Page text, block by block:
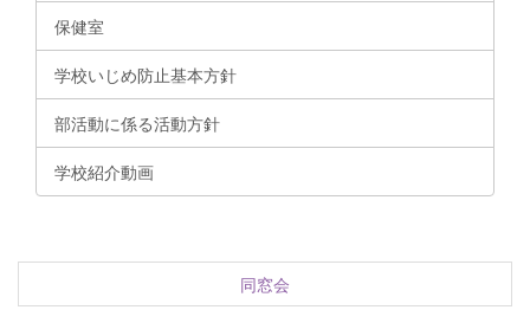
保健室
学校いじめ防止基本方針
部活動に係る活動方針
学校紹介動画
同窓会